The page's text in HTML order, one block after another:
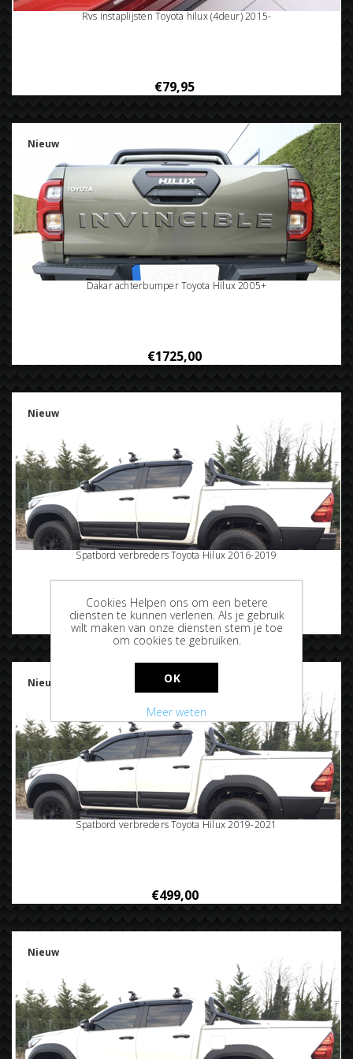
Rvs instaplijsten Toyota hilux (4deur) 2015-
€79,95
Nieuw
Dakar achterbumper Toyota Hilux 2005+
€1725,00
Nieuw
Spatbord verbreders Toyota Hilux 2016-2019
€499,00
Nieuw
Spatbord verbreders Toyota Hilux 2019-2021
€499,00
Nieuw
Cookies Helpen ons om een betere
diensten te kunnen verlenen. Als je gebruik
wilt maken van onze diensten stem je toe
om cookies te gebruiken.
OK
Meer weten